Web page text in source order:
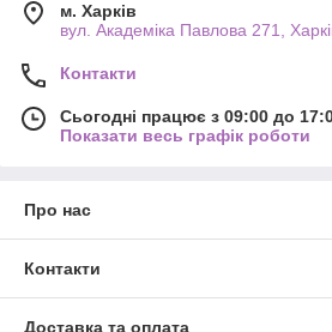
м. Харків
вул. Академіка Павлова 271,
Контакти
Сьогодні працює з 09:00 до
Показати весь графік роботи
Про нас
Контакти
Доставка та оплата